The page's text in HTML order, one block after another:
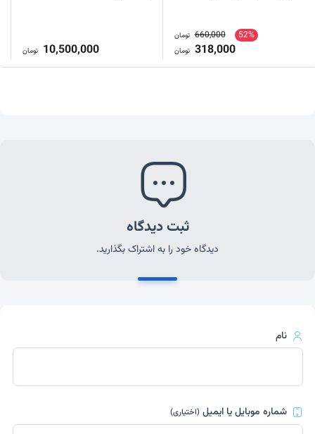
52%
660,000 تومان
318,000 تومان 10,500,000 تومان
ثبت دیدگاه
دیدگاه خود را به اشتراک بگذارید.
نام
شماره موبایل یا ایمیل(اختیاری)